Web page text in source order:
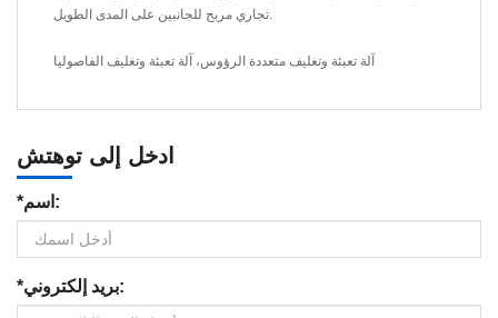
آلة تعبئة وتغليف متعددة الرؤوس، آلة تعبئة وتغليف الفاصوليا
ادخل إلى توهتش
*اسم:
*بريد إلكتروني: